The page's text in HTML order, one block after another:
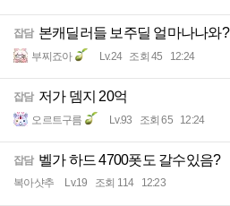
잡담 본캐딜러들 보주딜 얼마나나와?
부찌죠아 Lv.24 조회 45 12:24
잡담 저가 뎀지 20억
오르트구름 Lv.93 조회 65 12:24
잡담 벨가 하드 4700폿도 갈수있음?
복아샷추 Lv.19 조회 114 12:23